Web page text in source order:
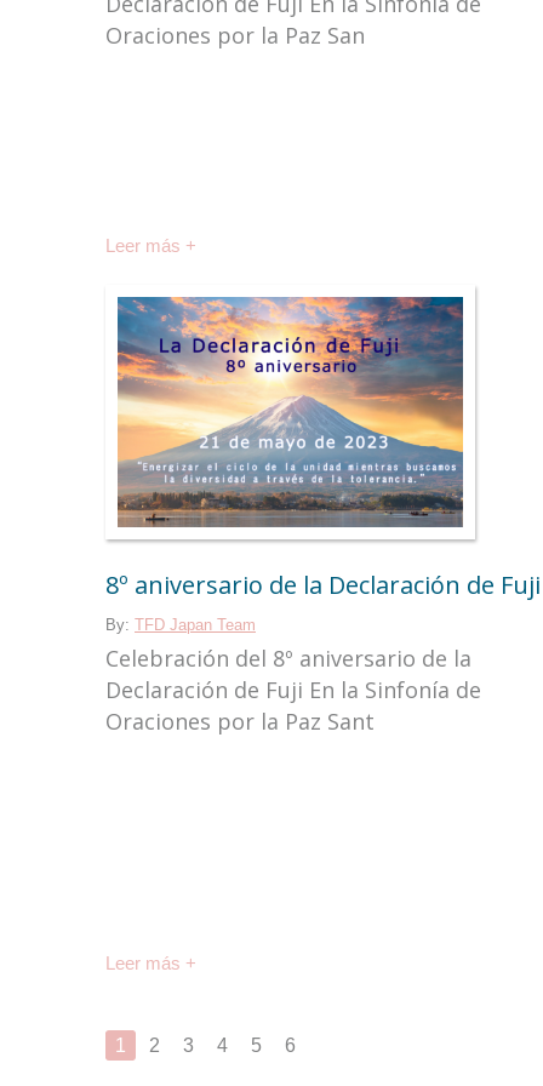
Oraciones por la Paz San
Leer más +
8º aniversario de la Declaración de Fuji
By: TFD Japan Team
Celebración del 8º aniversario de la
Declaración de Fuji En la Sinfonía de
Oraciones por la Paz Sant
Leer más +
1 2 3 4 5 6